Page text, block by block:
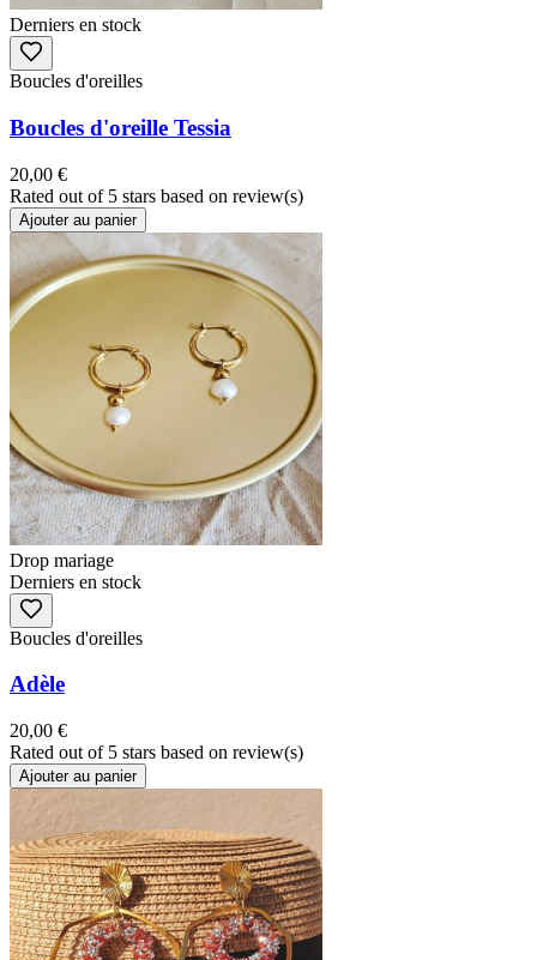
Derniers en stock
Boucles d'oreilles
Boucles d'oreille Tessia
20,00 €
Rated out of 5 stars based on review(s)
Ajouter au panier
Drop mariage
Derniers en stock
Boucles d'oreilles
Adèle
20,00 €
Rated out of 5 stars based on review(s)
Ajouter au panier